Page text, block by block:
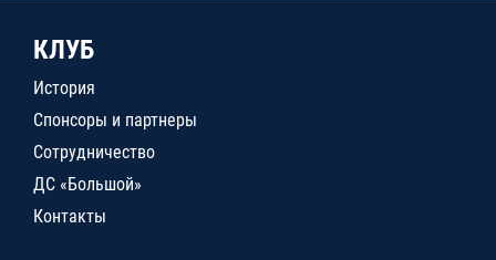
КЛУБ
История
Спонсоры и партнеры
Сотрудничество
ДС «Большой»
Контакты